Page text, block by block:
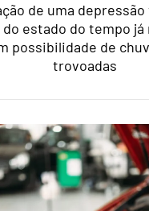
de uma
do estado do tempo
possibilidade de
trovoadas